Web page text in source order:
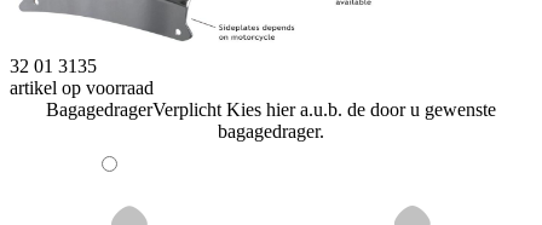
32 01 3135
artikel op voorraad
BagagedragerVerplicht Kies hier a.u.b. de door u gewenste
bagagedrager.